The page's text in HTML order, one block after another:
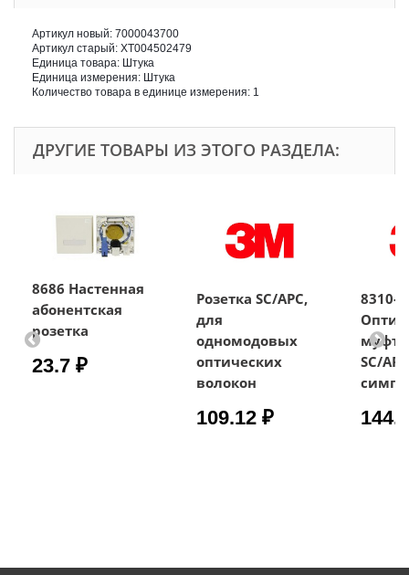
Артикул новый: 7000043700
Артикул старый: XT004502479
Единица товара: Штука
Единица измерения: Штука
Количество товара в единице измерения: 1
ДРУГИЕ ТОВАРЫ ИЗ ЭТОГО РАЗДЕЛА:
8686 Настенная
абонентская
розетка
23.7 ₽
Розетка SC/АРС,
для
одномодовых
оптических
волокон
109.12 ₽
8310-
SC/